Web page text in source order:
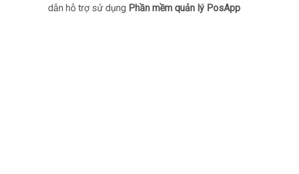
dẫn hỗ trợ sử dụng Phần mềm quản lý PosApp